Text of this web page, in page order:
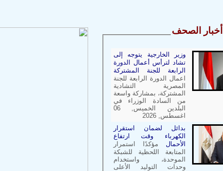
الصحف
وزير الخارجية يتوجه إلى
تشاد لترأس أعمال الدورة
الرابعة للجنة المشتركة
اعمال الدورة الرابعة للجنة
المصرية التشادية
المشتركة، بمشاركة واسعة
من السادة الوزراء في
اغسطس, 2026
بدائل لضمان استقرار
الكهرباء وقت ارتفاع
الأحمال
مؤكدًا استمرار
المتابعة اللحظية للشبكة
الموحدة، واستخدام
وحدات التوليد الأعلى